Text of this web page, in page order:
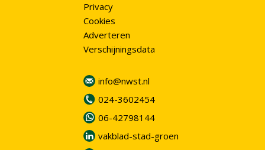
Privacy
Cookies
Adverteren
Verschijningsdata
info@nwst.nl
024-3602454
06-42798144
vakblad-stad-groen